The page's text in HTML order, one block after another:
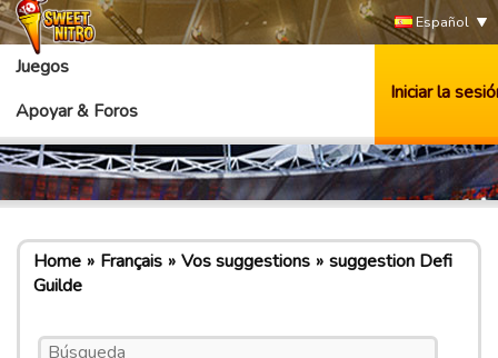
Español
Juegos
Apoyar & Foros
Iniciar la
Home Français Vos suggestions
suggestion Defi
Guilde